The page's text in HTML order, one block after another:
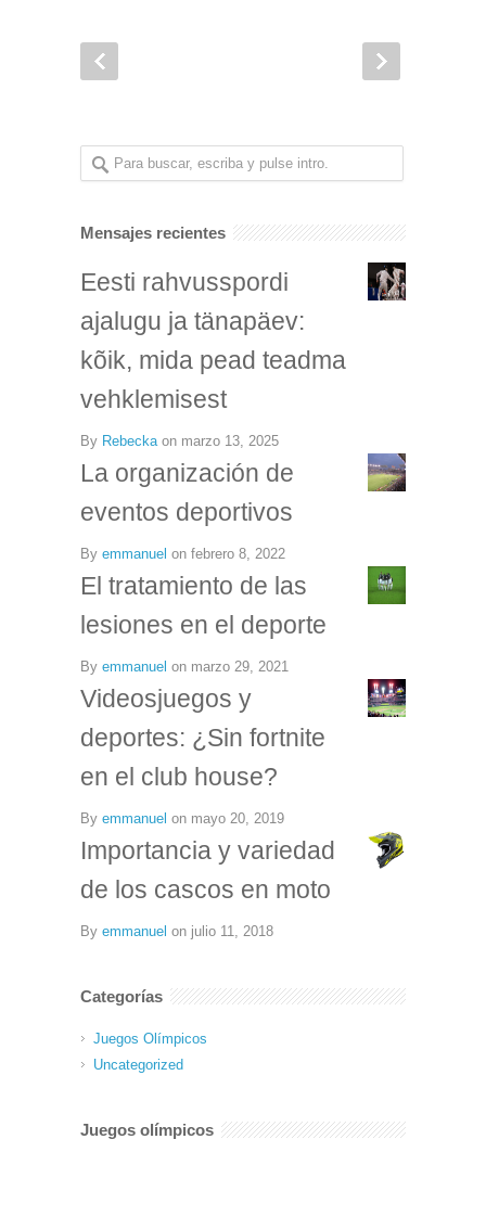
Mensajes recientes
Eesti rahvusspordi
ajalugu ja tänapäev:
kõik, mida pead teadma
vehklemisest
By Rebecka on marzo 13, 2025
La organización de
eventos deportivos
By emmanuel on febrero 8, 2022
El tratamiento de las
lesiones en el deporte
By emmanuel on marzo 29, 2021
Videosjuegos y
deportes: ¿Sin fortnite
en el club house?
By emmanuel on mayo 20, 2019
Importancia y variedad
de los cascos en moto
By emmanuel on julio 11, 2018
Categorías
Juegos Olímpicos
Uncategorized
Juegos olímpicos